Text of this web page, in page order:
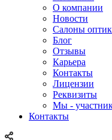
О компании
Новости
Салоны
Блог
Отзывы
Карьера
Контакты
Лицензии
Реквизиты
Мы -
Контакты